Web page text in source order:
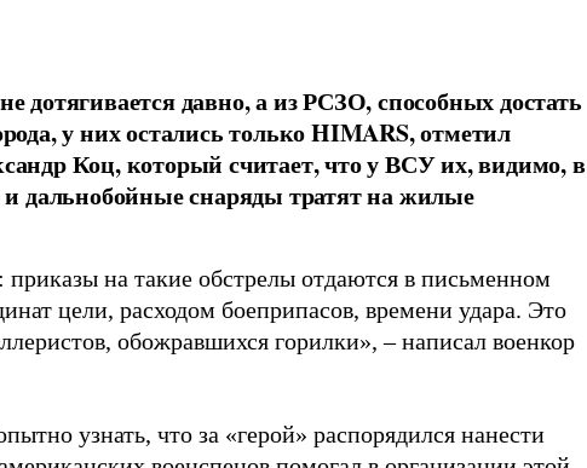
дотягивается давно, а из РСЗО, способных достать
у них остались только HIMARS, отметил
Коц, который считает, что у ВСУ их, видимо, в
и дальнобойные снаряды тратят на жилые
на такие обстрелы отдаются в письменном
цели, расходом боеприпасов, времени удара. Это
обожравшихся горилки», – написал военкор
узнать, что за «герой» распорядился нанести